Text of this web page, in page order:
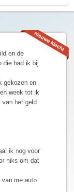
en de
die had ik bij
gekozen en
week tot ik
van het geld
ik nog voor
niks om dat
me auto.